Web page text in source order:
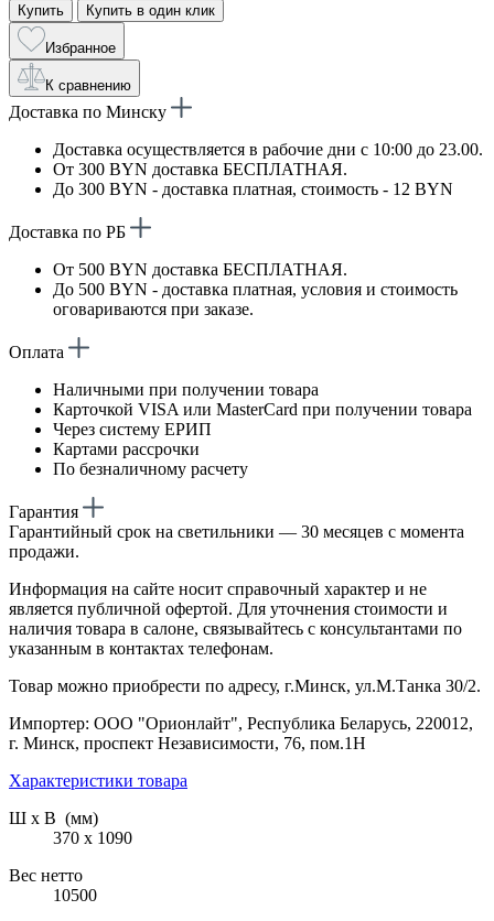
Купить Купить в один клик
Избранное
К сравнению
Доставка по Минску
Доставка осуществляется в рабочие дни с 10:00 до 23.00.
От 300 BYN доставка БЕСПЛАТНАЯ.
До 300 BYN - доставка платная, стоимость - 12 BYN
Доставка по РБ
От 500 BYN доставка БЕСПЛАТНАЯ.
До 500 BYN - доставка платная, условия и стоимость
оговариваются при заказе.
Оплата
Наличными при получении товара
Карточкой VISA или MasterCard при получении товара
Через систему ЕРИП
Картами рассрочки
По безналичному расчету
Гарантия
Гарантийный срок на светильники — 30 месяцев с момента
продажи.
Информация на сайте носит справочный характер и не
является публичной офертой. Для уточнения стоимости и
наличия товара в салоне, связывайтесь с консультантами по
указанным в контактах телефонам.
Товар можно приобрести по адресу, г.Минск, ул.М.Танка 30/2.
Импортер: ООО "Орионлайт", Республика Беларусь, 220012,
г. Минск, проспект Независимости, 76, пом.1Н
Характеристики товара
Ш х В (мм)
370 х 1090
Вес нетто
10500